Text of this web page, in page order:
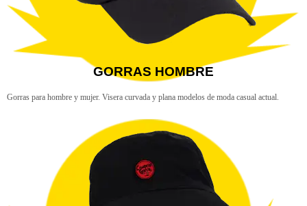
GORRAS HOMBRE
Gorras para hombre y mujer. Visera curvada y plana modelos de moda casual actual.